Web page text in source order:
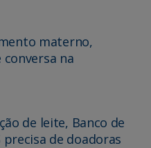
materno,
conversa na
de leite, Banco de
precisa de doadoras